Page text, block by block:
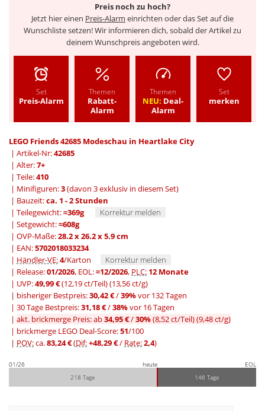
Preis noch zu hoch?
Jetzt hier einen Preis-Alarm einrichten oder das Set auf die
Wunschliste setzen! Wir informieren dich, sobald der Artikel zu
deinem Wunschpreis angeboten wird.
Set
Preis-Alarm
Themen
Rabatt-
Alarm
Themen
NEU: Deal-
Alarm
Set
merken
LEGO Friends 42685 Modeschau in Heartlake City
| Artikel-Nr:42685
| Alter:7+
| Teile:410
| Minifiguren:3(davon 3 exklusiv in diesem Set)
| Bauzeit:ca. 1 - 2 Stunden
| Teilegewicht:≈369g
Korrektur melden
| Setgewicht:≈608g
| OVP-Maße:28.2 x 26.2 x 5.9 cm
| EAN:5702018033234
| Händler-VE:4/Karton
Korrektur melden
| Release:01/2026, EOL:≈12/2026, PLC: 12 Monate
| UVP:49,99 €(12,19 ct/Teil)(13,56 ct/g)
| bisheriger Bestpreis:30,42 €/39%vor 132 Tagen
| 30 Tage Bestpreis:31,18 €/38%vor 16 Tagen
| akt. brickmerge Preis: ab34,95 €/30%(8,52 ct/Teil)(9,48 ct/g)
| brickmerge LEGO Deal-Score:51/100
| POV:ca.83,24 €(Dif:+48,29 €/ Rate:2,4)
01/26 heute
EOL
218 Tage
146 Tage